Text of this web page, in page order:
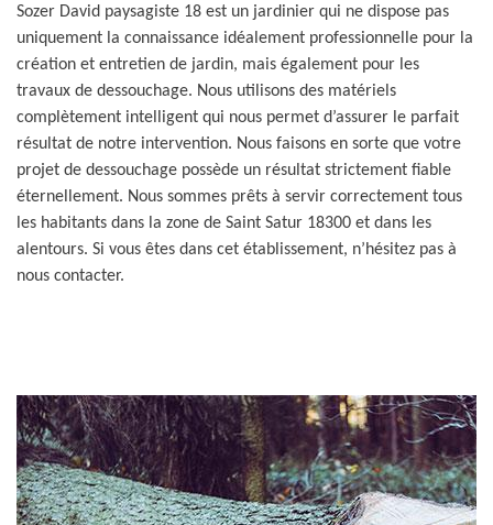
Sozer David paysagiste 18 est un jardinier qui ne dispose pas
uniquement la connaissance idéalement professionnelle pour la
création et entretien de jardin, mais également pour les
travaux de dessouchage. Nous utilisons des matériels
complètement intelligent qui nous permet d’assurer le parfait
résultat de notre intervention. Nous faisons en sorte que votre
projet de dessouchage possède un résultat strictement fiable
éternellement. Nous sommes prêts à servir correctement tous
les habitants dans la zone de Saint Satur 18300 et dans les
alentours. Si vous êtes dans cet établissement, n’hésitez pas à
nous contacter.